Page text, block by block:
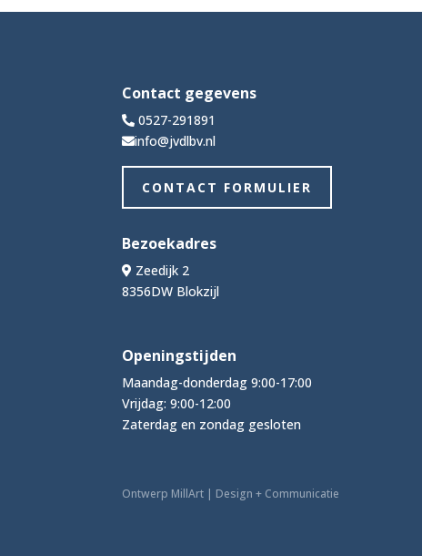
Contact gegevens
0527-291891
info@jvdlbv.nl
CONTACT FORMULIER
Bezoekadres
Zeedijk 2
8356DW Blokzijl
Openingstijden
Maandag-donderdag 9:00-17:00
Vrijdag: 9:00-12:00
Zaterdag en zondag gesloten
Ontwerp MillArt | Design + Communicatie